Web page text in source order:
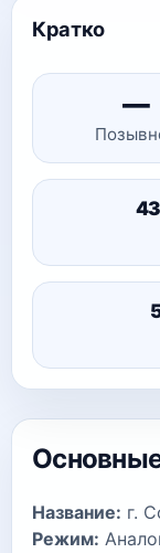
Кратко
—
Название: г.
Режим: